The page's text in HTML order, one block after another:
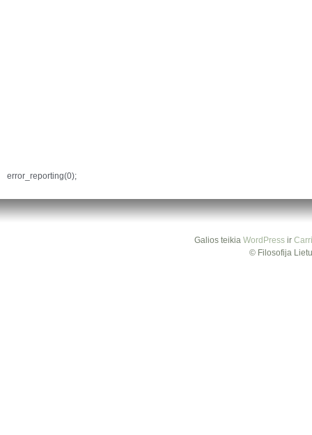
error_reporting(0);
Galios teikia WordPressir
© Filosofija